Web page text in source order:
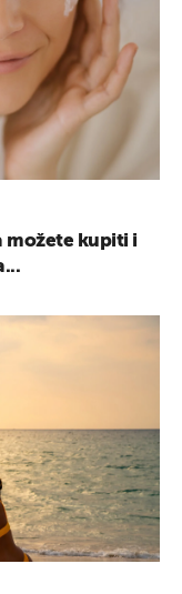
možete kupiti i